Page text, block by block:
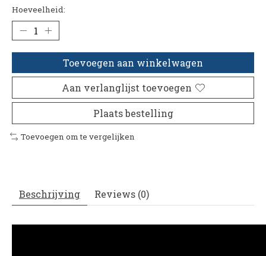
Hoeveelheid:
Toevoegen aan winkelwagen
Aan verlanglijst toevoegen
Plaats bestelling
Toevoegen om te vergelijken
Beschrijving Reviews (0)